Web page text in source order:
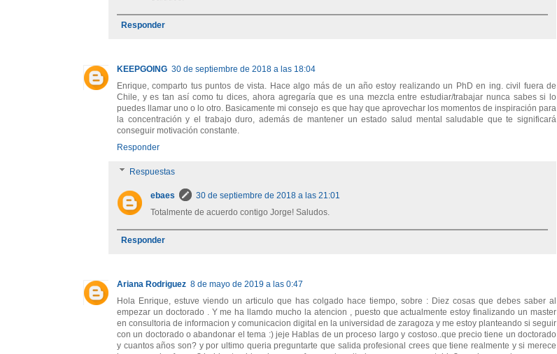
Responder
KEEPGOING 30 de septiembre de 2018 a las 18:04
Enrique, comparto tus puntos de vista. Hace algo más de un año estoy realizando un PhD en ing. civil fuera de
Chile, y es tan así como tu dices, ahora agregaría que es una mezcla entre estudiar/trabajar nunca sabes si lo
puedes llamar uno o lo otro. Basicamente mi consejo es que hay que aprovechar los momentos de inspiración para
la concentración y el trabajo duro, además de mantener un estado salud mental saludable que te significará
conseguir motivación constante.
Responder
Respuestas
ebaes
30 de septiembre de 2018 a las 21:01
Totalmente de acuerdo contigo Jorge! Saludos.
Responder
Ariana Rodriguez 8 de mayo de 2019 a las 0:47
Hola Enrique, estuve viendo un articulo que has colgado hace tiempo, sobre : Diez cosas que debes saber al
empezar un doctorado . Y me ha llamdo mucho la atencion , puesto que actualmente estoy finalizando un master
en consultoria de informacion y comunicacion digital en la universidad de zaragoza y me estoy planteando si seguir
con un doctorado o abandonar el tema :) jeje Hablas de un proceso largo y costoso..que precio tiene un doctorado
y cuantos años son? y por ultimo queria preguntarte que salida profesional crees que tiene realmente y si merece